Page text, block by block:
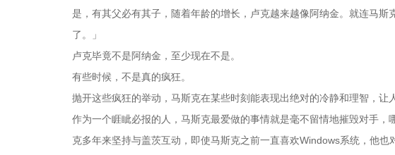
是，有其父必有其子，随着年龄的增长，卢克越来越像阿纳金。就连马
了。」
卢克毕竟不是阿纳金，至少现在不是。
有些时候，不是真的疯狂。
抛开这些疯狂的举动，马斯克在某些时刻能表现出绝对的冷静和理智，让
作为一个睚眦必报的人，马斯克最爱做的事情就是毫不留情地摧毁对手
克多年来坚持与盖茨互动，即使马斯克之前一直喜欢Windows系统，他也